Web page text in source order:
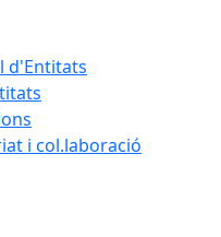
d'Entitats
i col.laboració